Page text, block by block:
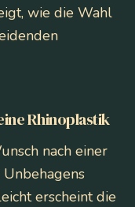
wie die Wahl
Rhinoplastik
nach einer
erscheint die